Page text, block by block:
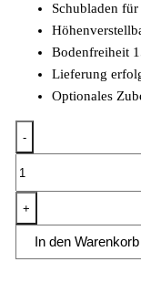
Schubladen
Bodenfreiheit
Lieferung
Optionales
-
Schubladen
BxT
50x70cm
+
In den Warenkorb